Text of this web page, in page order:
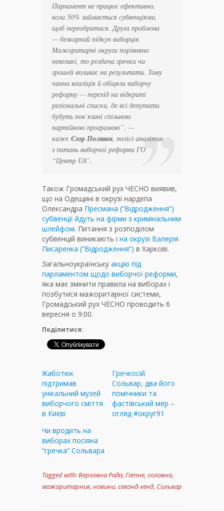
Парламент не працює ефективно,
коли 50% займається субвенціями,
щоб переобратися. Друга проблема
— безкарний підкуп виборців.
Мажоритарні округи порівняно
невеликі, то роздача гречки чи
грошей впливає на результати. Тому
чинна коаліція й обіцяла виборчу
реформу — перехід на відкриті
регіональні списки, де всі депутати
будуть пов’язані спільною
партійною програмою”, —
каже Єгор Поляков , полісі-аналітик
з питань виборчої реформи ГО
“Центр UA”.
Також Громадський рух ЧЕСНО виявив,
що на Одещині в окрузі нардепа
Олександра Пресмана (“Відродження”)
субвенції йдуть на фірми з кримінальним
шлейфом. Питання з розподілом
субвенцій виникають і на окрузі Валерія
Писаренка (“Відродження”) в Харкові.
Загальноукраїнську акцію під
парламентом щодо виборчої реформи,
яка має змінити правила на виборах і
позбутися мажоритарної системи,
Громадський рух ЧЕСНО проводить 6
вересня о 9:00.
Поділитися:
Жаботюк
підтримав
унікальний музей
виборчого сміття
в Києві
Гречкосій
Сольвар, два його
помічники та
фастівський мер –
огляд #округ91
Чи вродить на
виборах посіяна
“гречка” Сольвара
Tagged with:Верховна Рада Гатне головна
мажоритарник, новини секонд-хенд Сольвар